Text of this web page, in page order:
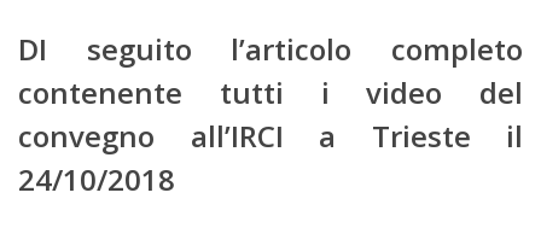
DI seguito l’articolo completo
contenente tutti i video del
convegno all’IRCI a Trieste il
24/10/2018